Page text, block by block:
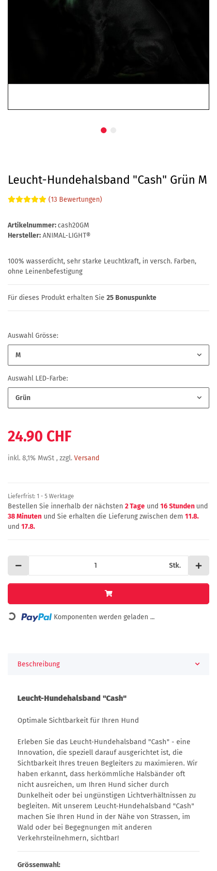
Leucht-Hundehalsband "Cash" Grün M
(13 Bewertungen)
Artikelnummer:cash20GM
Hersteller: ANIMAL-LIGHT®
100% wasserdicht, sehr starke Leuchtkraft, in versch. Farben,
ohne Leinenbefestigung
Für dieses Produkt erhalten Sie 25 Bonuspunkte
Auswahl Grösse:
M
Auswahl LED-Farbe:
Grün
24.90 CHF
inkl. 8,1% MwSt , zzgl. Versand
Lieferfrist: 1 - 5 Werktage
Bestellen Sie innerhalb der nächsten 2 Tage und 16 Stunden und
38 Minuten und Sie erhalten die Lieferung zwischen dem 11.8.
und 17.8.
Stk.
Loading... Komponenten werden geladen ...
Beschreibung
Leucht-Hundehalsband "Cash"
Optimale Sichtbarkeit für Ihren Hund
Erleben Sie das Leucht-Hundehalsband "Cash" - eine
Innovation, die speziell darauf ausgerichtet ist, die
Sichtbarkeit Ihres treuen Begleiters zu maximieren. Wir
haben erkannt, dass herkömmliche Halsbänder oft
nicht ausreichen, um Ihren Hund sicher durch
Dunkelheit oder bei ungünstigen Lichtverhältnissen zu
begleiten. Mit unserem Leucht-Hundehalsband "Cash"
machen Sie Ihren Hund in der Nähe von Strassen, im
Wald oder bei Begegnungen mit anderen
Verkehrsteilnehmern, sichtbar!
Grössenwahl: